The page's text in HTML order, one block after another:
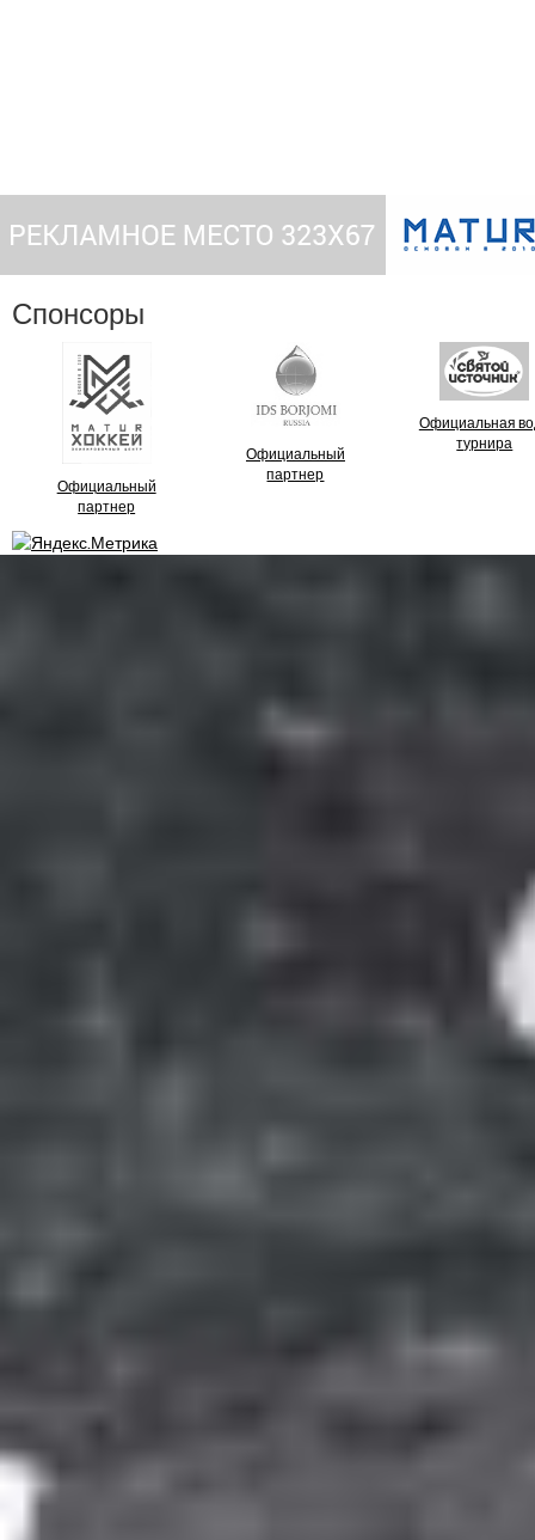
Спонсоры
Официальный
партнер
Официальный
партнер
Официальная
турнира